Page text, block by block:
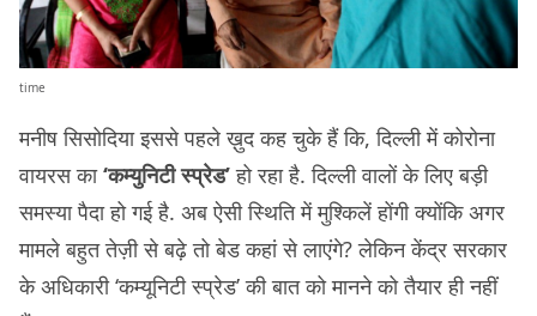
time
मनीष सिसोदिया इससे पहले ख़ुद कह चुके हैं कि, दिल्ली में कोरोना
वायरस का‘कम्युनिटी स्प्रेड’हो रहा है. दिल्ली वालों के लिए बड़ी
समस्या पैदा हो गई है. अब ऐसी स्थिति में मुश्किलें होंगी क्योंकि अगर
मामले बहुत तेज़ी से बढ़े तो बेड कहां से लाएंगे? लेकिन केंद्र सरकार
के अधिकारी ‘कम्यूनिटी स्प्रेड’ की बात को मानने को तैयार ही नहीं